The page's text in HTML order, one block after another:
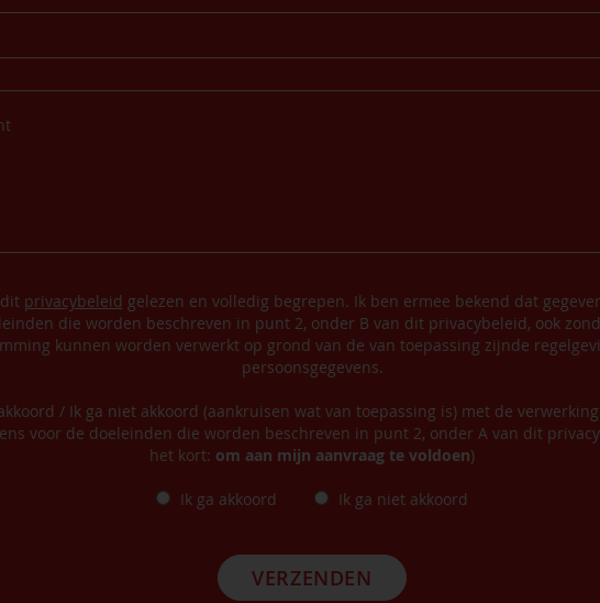
privacybeleid gelezen en volledig begrepen. Ik ben ermee bekend dat
die worden beschreven in punt 2, onder B van dit privacybeleid, ook
kunnen worden verwerkt op grond van de van toepassing zijnde
persoonsgegevens.
/ Ik ga niet akkoord (aankruisen wat van toepassing is) met de
voor de doeleinden die worden beschreven in punt 2, onder A van dit
het kort: om aan mijn aanvraag te voldoen)
Ik ga akkoord Ik ga niet akkoord
VERZENDEN